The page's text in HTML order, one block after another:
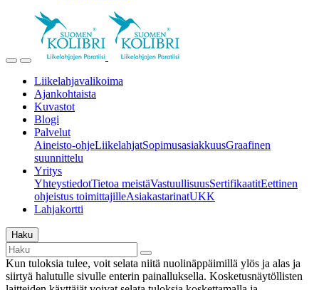
Liikelahjavalikoima
Ajankohtaista
Kuvastot
Blogi
Palvelut
Aineisto-ohjeLiikelahjatSopimusasiakkuusGraafinen
suunnittelu
Yritys
YhteystiedotTietoa meistäVastuullisuusSertifikaatitEettinen
ohjeistus toimittajilleAsiakastarinatUKK
Lahjakortti
Haku
Kun tuloksia tulee, voit selata niitä nuolinäppäimillä ylös ja alas ja
siirtyä halutulle sivulle enterin painalluksella. Kosketusnäytöllisten